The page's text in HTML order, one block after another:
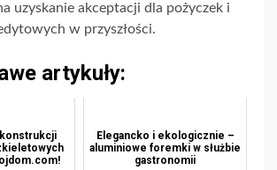
uzyskanie akceptacji dla pożyczek i
w przyszłości.
artykuły:
Elegancko i ekologicznie –
aluminiowe foremki w służbie
gastronomii